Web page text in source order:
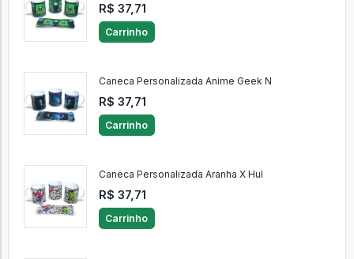
R$ 37,71
Carrinho
Caneca Personalizada Anime Geek N
R$ 37,71
Carrinho
Caneca Personalizada Aranha X Hul
R$ 37,71
Carrinho